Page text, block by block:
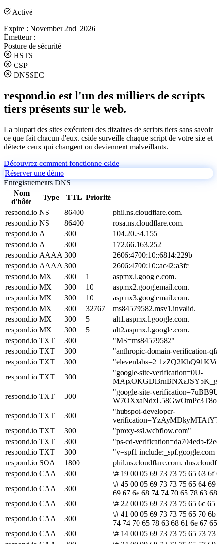
Activé
Expire : November 2nd, 2026
Émetteur :
Posture de sécurité
HSTS
CSP
DNSSEC
respond.io est l'un des milliers de scripts
tiers présents sur le web.
La plupart des sites exécutent des dizaines de scripts tiers sans savoir
ce que fait chacun d'eux. cside surveille chaque script de votre site et
détecte ceux qui changent ou deviennent malveillants.
Découvrez comment fonctionne cside
Réserver une démo
Enregistrements DNS
Nom
d'hôte
Type TTL Priorité
respond.io NS 86400
phil.ns.cloudflare.com.
respond.io NS 86400
rosa.ns.cloudflare.com.
respond.io A 300
104.20.34.155
respond.io A 300
172.66.163.252
respond.io AAAA 300
2606:4700:10::6814:229b
respond.io AAAA 300
2606:4700:10::ac42:a3fc
respond.io MX 300 1
aspmx.l.google.com.
respond.io MX 300 10
aspmx2.googlemail.com.
respond.io MX 300 10
aspmx3.googlemail.com.
respond.io MX 300 32767
ms84579582.msv1.invalid.
respond.io MX 300 5
alt1.aspmx.l.google.com.
respond.io MX 300 5
alt2.aspmx.l.google.com.
respond.io TXT 300
"MS=ms84579582"
respond.io TXT 300
"anthropic-domain-verification-
respond.io TXT 300
"elevenlabs=2-
respond.io TXT 300
"google-site-verification=0U-
respond.io TXT 300
"google-site-
respond.io TXT 300
"hubspot-developer-
respond.io TXT 300
"proxy-ssl.webflow.com"
respond.io TXT 300
"ps-cd-verification=da704edb-
respond.io TXT 300
"v=spf1
respond.io SOA 1800
phil.ns.cloudflare.com.
respond.io CAA 300
\# 19 00 05 69 73 73 75 65 63
respond.io CAA 300
\# 45 00 05 69 73 73 75 65 64
69 67 6e 68 74 74 70 65 78 63
respond.io CAA 300
\# 22 00 05 69 73 73 75 65 6c
respond.io CAA 300
\# 41 00 05 69 73 73 75 65 70
74 74 70 65 78 63 68 61 6e 67
respond.io CAA 300
\# 14 00 05 69 73 73 75 65 73